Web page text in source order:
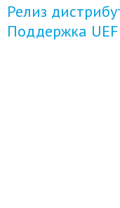
Релиз
Поддержка